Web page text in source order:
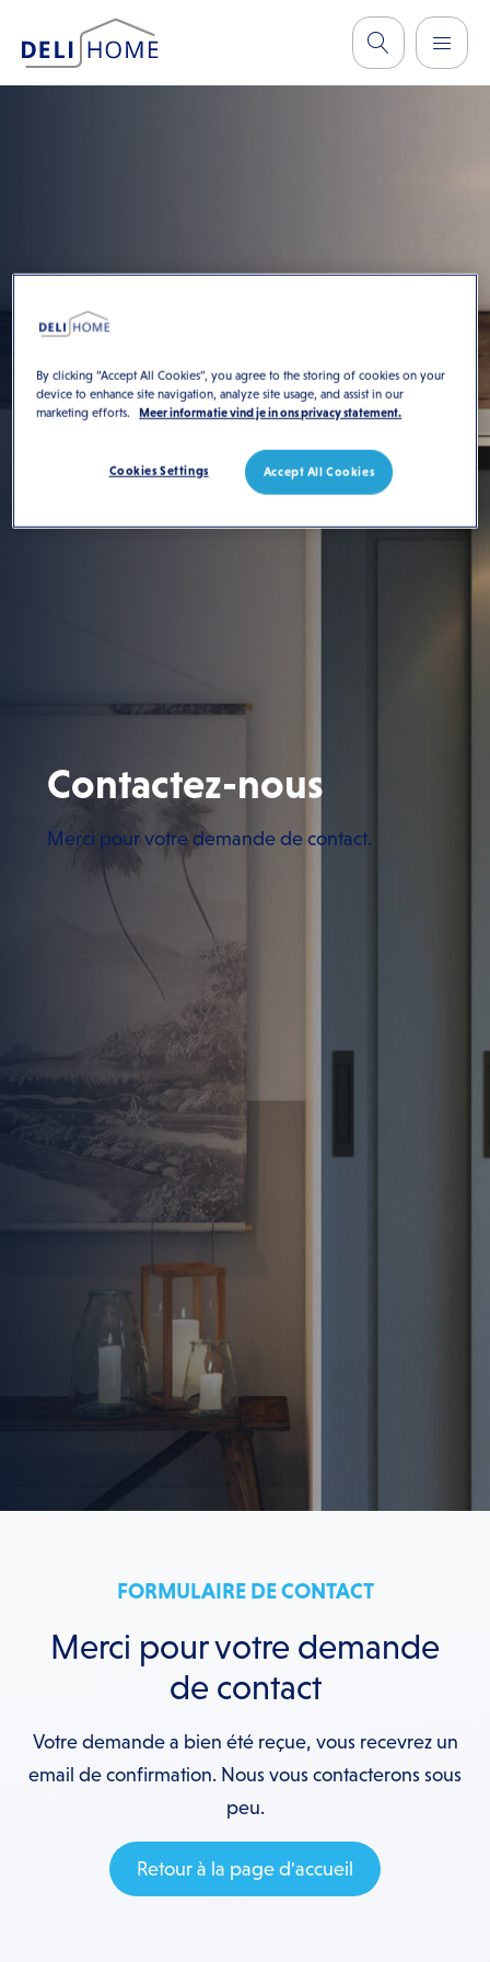
Contactez-nous
Merci pour votre demande de contact.
FORMULAIRE DE CONTACT
Merci pour votre demande
de contact
Votre demande a bien été reçue, vous recevrez un
email de confirmation. Nous vous contacterons sous
peu.
Retour à la page d'accueil
By clicking “Accept All Cookies”, you agree to the storing of cookies on your
device to enhance site navigation, analyze site usage, and assist in our
marketing efforts.
Meer informatie vind je in ons privacy statement.
Accept All Cookies
Cookies Settings